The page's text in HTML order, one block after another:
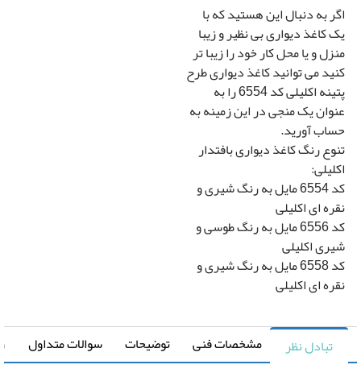
تعداد رول
قیمت کل
0تومان
رزرو
نصب
کاغذ
دیواری
*
به دنبال این هستید که با
دیواری بی نظیر و زیبا
و یا محل کار خود را زیبا تر
می توانید کاغذ دیواری طرح
پتینه اکلیلی کد 6554 را به
یک منجی در این زمینه به
آورید.
رنگ کاغذ دیواری بافتدار
کد 6554 مایل به رنگ شیری و
ای اکلیلی
کد 6556 مایل به رنگ طوسی و
اکلیلی
کد 6558 مایل به رنگ شیری و
ای اکلیلی
تبادل نظر مشخصات فنی توضیحات سوالات متداول